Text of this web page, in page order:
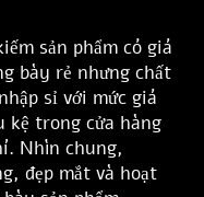
sản phẩm có giá
bày rẻ nhưng chất
sỉ với mức giá
kệ trong cửa hàng
Nhìn chung,
đẹp mắt và hoạt